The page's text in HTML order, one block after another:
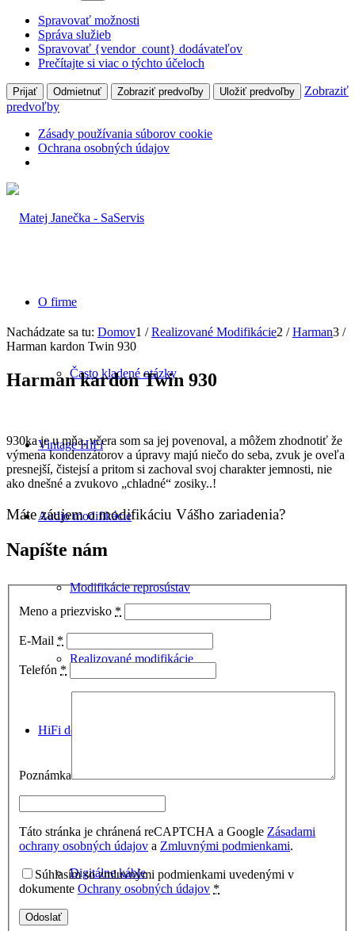
Spravovať možnosti
Správa služieb
Spravovať {vendor_count} dodávateľov
Prečítajte si viac o týchto účeloch
Prijať Odmietnuť Zobraziť predvoľby Uložiť predvoľby
Zobraziť
predvoľby
Zásady používania súborov cookie
Ochrana osobných údajov
O firme
Často kladené otázky
Vintage HiFi
Audio modifikácie
Modifikácie reprosústav
Realizované modifikácie
HiFi doplnky
Digitálne káble
Nachádzate sa tu: Domov1 / Realizované Modifikácie2 / Harman3 /
Harman kardon Twin 930
Harman kardon Twin 930
930ka je u mňa, včera som sa jej povenoval, a môžem zhodnotiť že
výmena kondenzátorov a úpravy majú niečo do seba, zvuk je oveľa
presnejší, čistejsí a pritom si zachoval svoj charakter jemnosti, nie
ako dnešné a zvukovo „chladné“ zosiky..!
Máte záujem o modifikáciu Vášho zariadenia?
Napíšte nám
Meno a priezvisko *
E-Mail *
Telefón *
Poznámka
Táto stránka je chránená reCAPTCHA a Google Zásadami
ochrany osobných údajov a Zmluvnými podmienkami.
Súhlasím so zmluvnými podmienkami uvedenými v
dokumente Ochrany osobných údajov *